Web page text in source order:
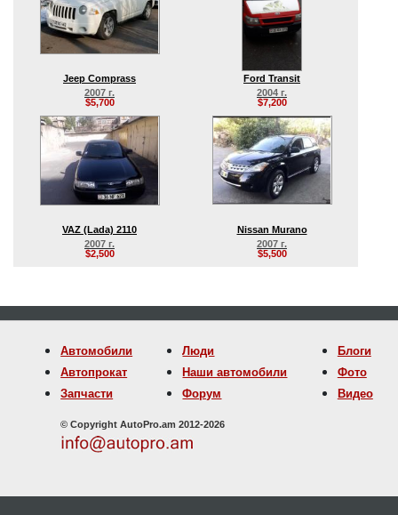
Jeep Comprass
2007 г.
$5,700
Ford Transit
2004 г.
$7,200
VAZ (Lada) 2110
2007 г.
$2,500
Nissan Murano
2007 г.
$5,500
Автомобили
Автопрокат
Запчасти
Люди
Наши автомобили
Форум
Блоги
Фото
Видео
© Copyright AutoPro.am 2012-2026